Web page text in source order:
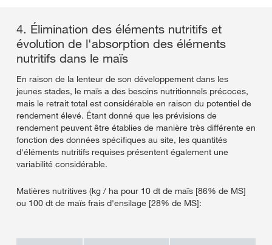
4. Élimination des éléments nutritifs et
évolution de l'absorption des éléments
nutritifs dans le maïs
En raison de la lenteur de son développement dans les
jeunes stades, le maïs a des besoins nutritionnels précoces,
mais le retrait total est considérable en raison du potentiel de
rendement élevé. Étant donné que les prévisions de
rendement peuvent être établies de manière très différente en
fonction des données spécifiques au site, les quantités
d'éléments nutritifs requises présentent également une
variabilité considérable.
Matières nutritives (kg / ha pour 10 dt de maïs [86% de MS]
ou 100 dt de maïs frais d'ensilage [28% de MS]: